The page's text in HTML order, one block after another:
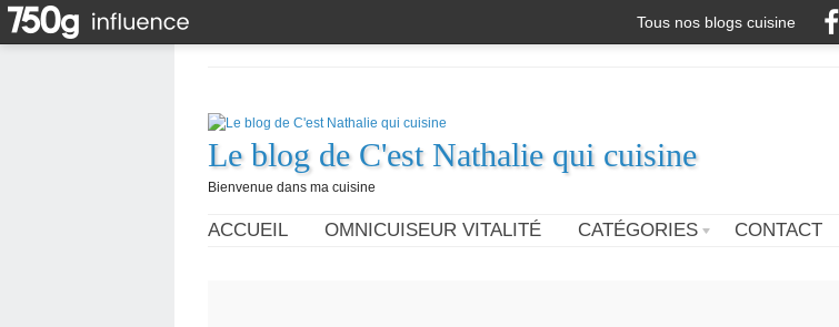
Tous nos blogs cuisine
Le blog de C'est Nathalie qui cuisine
Bienvenue dans ma cuisine
ACCUEIL OMNICUISEUR VITALITÉ CATÉGORIES CONTACT